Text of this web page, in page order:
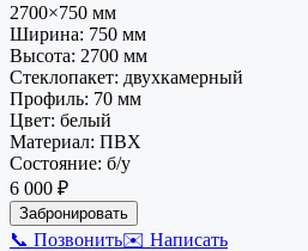
2700×750 мм
Ширина: 750 мм
Высота: 2700 мм
Стеклопакет: двухкамерный
Профиль: 70 мм
Цвет: белый
Материал: ПВХ
Состояние: б/у
6 000 ₽
Забронировать
📞 Позвонить✉️ Написать